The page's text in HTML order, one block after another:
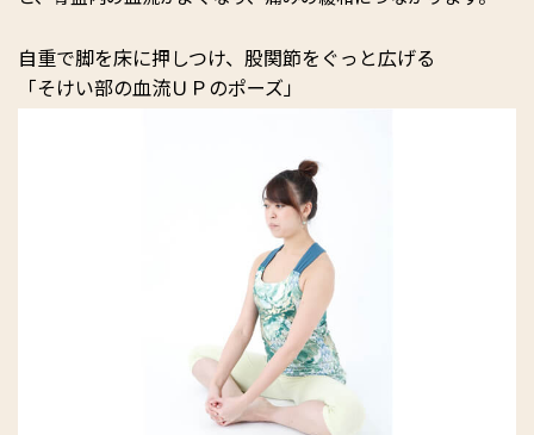
自重で脚を床に押しつけ、股関節をぐっと広げる
「そけい部の血流ＵＰのポーズ」